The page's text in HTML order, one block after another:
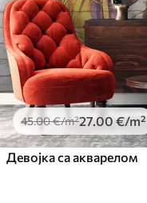
45.00€/m²27.00 €/m²
Девојка са акварелом